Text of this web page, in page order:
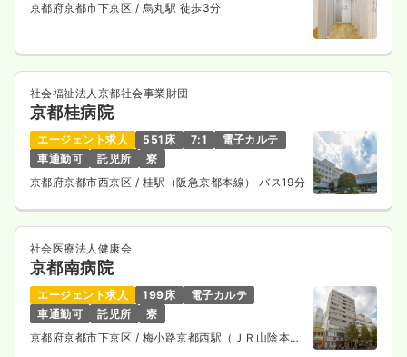
京都府京都市下京区 / 烏丸駅 徒歩3分
社会福祉法人京都社会事業財団
京都桂病院
エージェント求人 551床 7:1
電子カルテ
車通勤可
託児所
寮
京都府京都市西京区 / 桂駅（阪急京都本線） バス19分
社会医療法人健康会
京都南病院
エージェント求人 199床
電子カルテ
車通勤可
託児所
寮
京都府京都市下京区 / 梅小路京都西駅（ＪＲ山陰本